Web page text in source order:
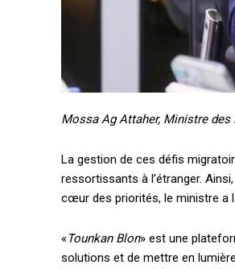
Mossa Ag Attaher, Ministre des
La gestion de ces défis
ressortissants à l’étranger.
cœur des priorités, le ministre a
«Tounkan Blon» est une
solutions et de mettre en